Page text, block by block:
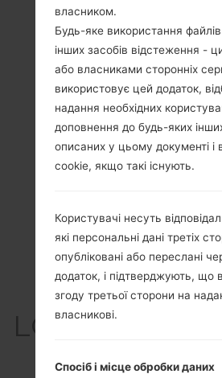
GO1) akaLG
власником.
Будь-яке використання
інших засобів відстеження -
або власниками сторонніх
використовує цей додаток,
надання необхідних
доповнення до будь-яких
описаних у цьому документі і
cookie, якщо такі існують.
Користувачі несуть
які персональні дані третіх
опубліковані або переслані
додаток, і підтверджують, що
згоду третьої сторони на
власникові.
Спосіб і місце обробки даних